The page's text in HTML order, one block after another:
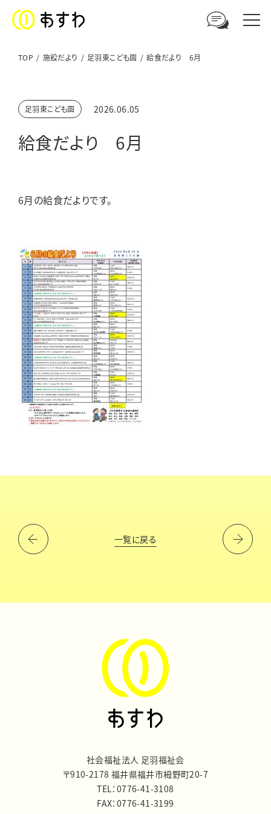
ご相談やお問い合わせはこちら
電話からのお問い合わせ
ウェブからのお問い合わせ
TOP 施設だより 足羽東こども園 給食だより 6月
足羽東こども園 2026.06.05
給食だより 6月
6月の給食だよりです。
一覧に戻る
社会福祉法人 足羽福祉会
〒910-2178 福井県福井市栂野町20-7
TEL：0776-41-3108
FAX：0776-41-3199